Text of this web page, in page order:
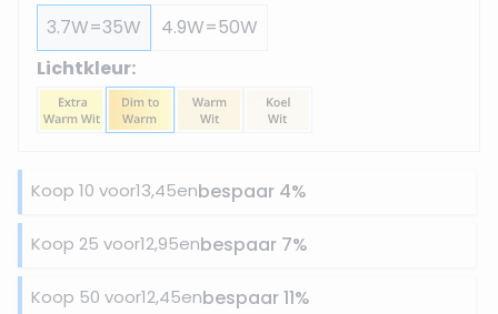
3.7W=35W
4.9W=50W
Lichtkleur:
Koop 10 voor13,45enbespaar 4%
Koop 25 voor12,95enbespaar 7%
Koop 50 voor12,45enbespaar11%